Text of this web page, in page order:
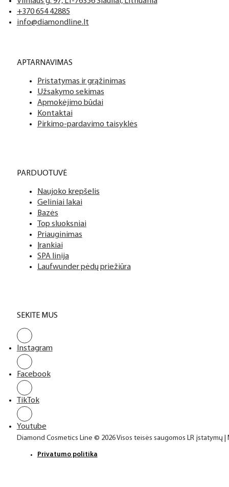
+370 654 42885
info@diamondline.lt
APTARNAVIMAS
Pristatymas ir grąžinimas
Užsakymo sekimas
Apmokėjimo būdai
Kontaktai
Pirkimo-pardavimo taisyklės
PARDUOTUVĖ
Naujoko krepšelis
Geliniai lakai
Bazės
Top sluoksniai
Priauginimas
Įrankiai
SPA linija
Laufwunder pėdų priežiūra
SEKITE MUS
Instagram
Facebook
TikTok
Youtube
Diamond Cosmetics Line © 2026 Visos teisės saugomos LR įstatymų
Privatumo politika